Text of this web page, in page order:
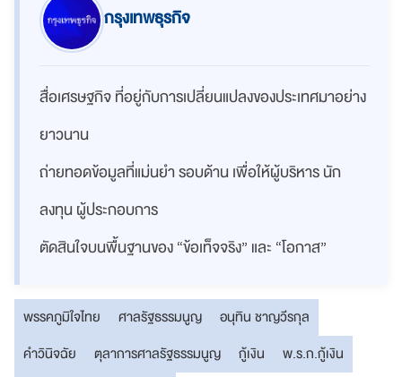
กรุงเทพธุรกิจ
สื่อเศรษฐกิจ ที่อยู่กับการเปลี่ยนแปลงของประเทศมาอย่าง
ยาวนาน
ถ่ายทอดข้อมูลที่แม่นยำ รอบด้าน เพื่อให้ผู้บริหาร นัก
ลงทุน ผู้ประกอบการ
ตัดสินใจบนพื้นฐานของ “ข้อเท็จจริง” และ “โอกาส”
พรรคภูมิใจไทย ศาลรัฐธรรมนูญ
อนุทิน ชาญวีรกุล
คำวินิจฉัย
ตุลาการศาลรัฐธรรมนูญ กู้เงิน
พ.ร.ก.กู้เงิน